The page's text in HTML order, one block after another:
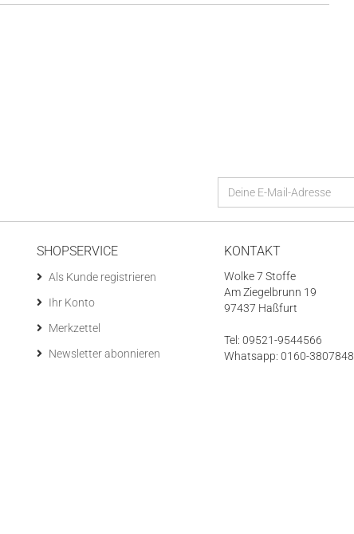
SHOPSERVICE
Als Kunde registrieren
Ihr Konto
Merkzettel
Newsletter abonnieren
KONTAKT
Wolke 7 Stoffe
Am Ziegelbrunn 19
97437 Haßfurt
Tel: 09521-9544566
Whatsapp: 0160-3807848